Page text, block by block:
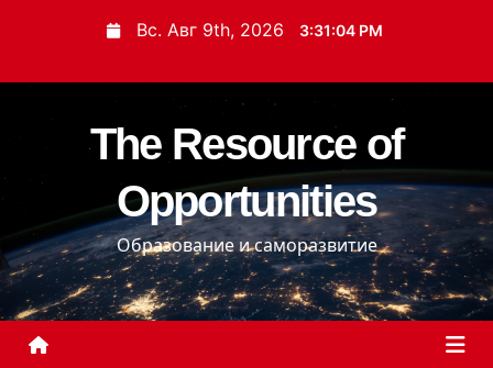
и
с
о
д
Вс. Авг 9th, 2026 3:31:05 PM
The Resource of
Opportunities
Образование и саморазвитие